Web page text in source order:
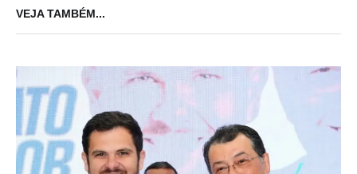
VEJA TAMBÉM...